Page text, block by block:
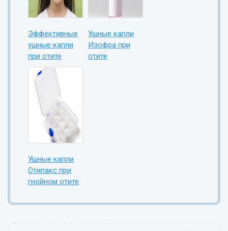
Эффективные
ушные капли
при отите
Ушные капли
Изофра при
отите
Ушные капли
Отипакс при
гнойном отите